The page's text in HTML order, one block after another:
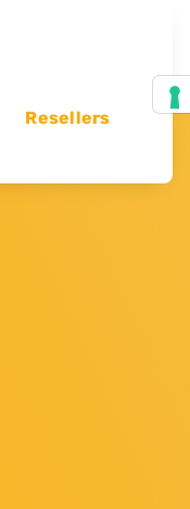
Resellers